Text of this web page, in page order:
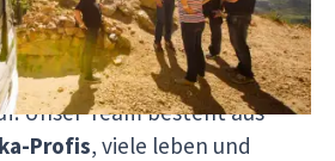
und können
10 % günstigere Preise
volle Kontrolle über
Unser Team besteht aus
Profis, viele leben und